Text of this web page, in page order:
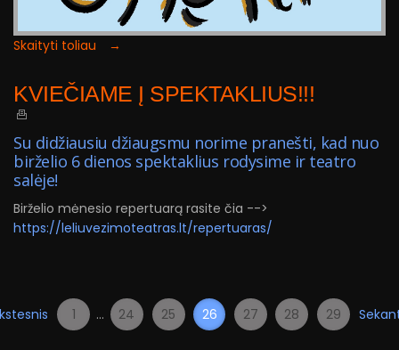
Skaityti toliau →
KVIEČIAME Į SPEKTAKLIUS!!!
Su didžiausiu džiaugsmu norime pranešti, kad nuo
birželio 6 dienos spektaklius rodysime ir teatro
salėje!
Birželio mėnesio repertuarą rasite čia -->
https://leliuvezimoteatras.lt/repertuaras/
1 ... 24 25 26 27 28 29